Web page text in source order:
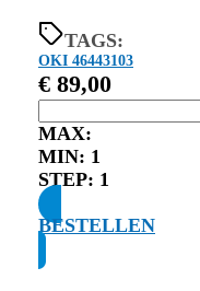
TAGS:
OKI 46443103
€ 89,00
MAX:
MIN: 1
STEP: 1
BESTELLEN